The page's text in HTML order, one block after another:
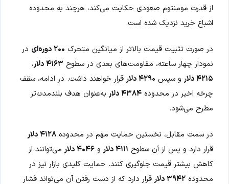
از قدرت مومنتوم صعودی حکایت می‌کند، هرچند به محدوده
اشباع خرید نزدیک شده است.
در صورت تثبیت قیمت بالاتر از میانگین متحرک ۲۰۰ دوره‌ای
در
نمودار چهار ساعته، مقاومت‌های بعدی در سطوح ۴۱۶۳ دلار
،
۴۲۱۵ دلار
و سپس ۴۲۹۰ دلار
قرار خواهند داشت. در ادامه، سقف
چرخه اخیر در محدوده ۴۳۸۴ دلار
به‌عنوان هدف بلندمدت‌تر
مطرح می‌شود.
در سمت مقابل، نخستین حمایت مهم در محدوده ۴۱۲۸ دلار
قرار دارد و پس از آن سطوح ۴۱۱۱ دلار و ۴۰۴۶ دلار
می‌توانند از
کاهش بیشتر قیمت جلوگیری کنند. حمایت کلیدی بازار نیز در
محدوده ۳۹۴۲ دلار قرار دارد که از دست رفتن آن می‌تواند فشار